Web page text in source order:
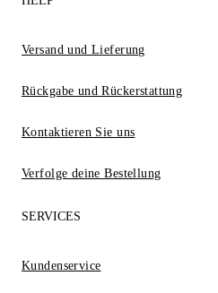
Versand und Lieferung
Rückgabe und Rückerstattung
Kontaktieren Sie uns
Verfolge deine Bestellung
SERVICES
Kundenservice